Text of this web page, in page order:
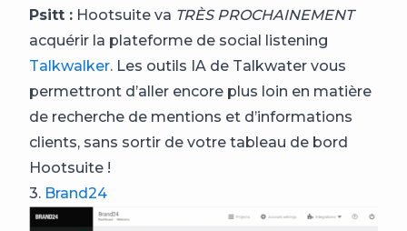
Psitt : Hootsuite va TRÈS PROCHAINEMENT
acquérir la plateforme de social listening
Talkwalker. Les outils IA de Talkwater vous
permettront d’aller encore plus loin en matière
de recherche de mentions et d’informations
clients, sans sortir de votre tableau de bord
Hootsuite !
3. Brand24